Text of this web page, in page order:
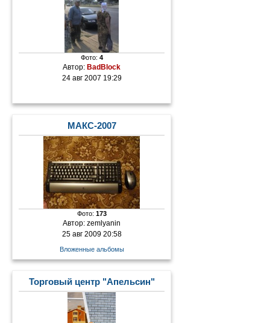
Фото: 4
Автор: BadBlock
24 авг 2007 19:29
МАКС-2007
Фото: 173
Автор:zemlyanin
25 авг 2009 20:58
Вложенные альбомы
Торговый центр "Апельсин"